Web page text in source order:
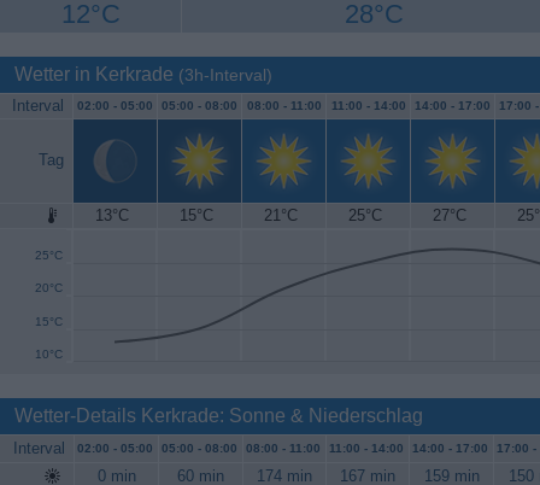
12°C 28°C
Wetter in Kerkrade (3h-Interval)
Interval 02:00 - 05:00 05:00 - 08:00 08:00 - 11:00 11:00 - 14:00 14:00 - 17:00 17:00
Tag
13°C 15°C 21°C 25°C 27°C
10°C
15°C
20°C
25°C
30°C
Wetter-Details Kerkrade: Sonne & Niederschlag
Interval 02:00 - 05:00 05:00 - 08:00 08:00 - 11:00 11:00 - 14:00 14:00 - 17:00 17:00 -
0 min 60 min 174 min 167 min 159 min 150